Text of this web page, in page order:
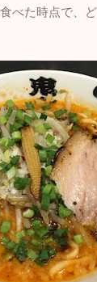
べた時点で、